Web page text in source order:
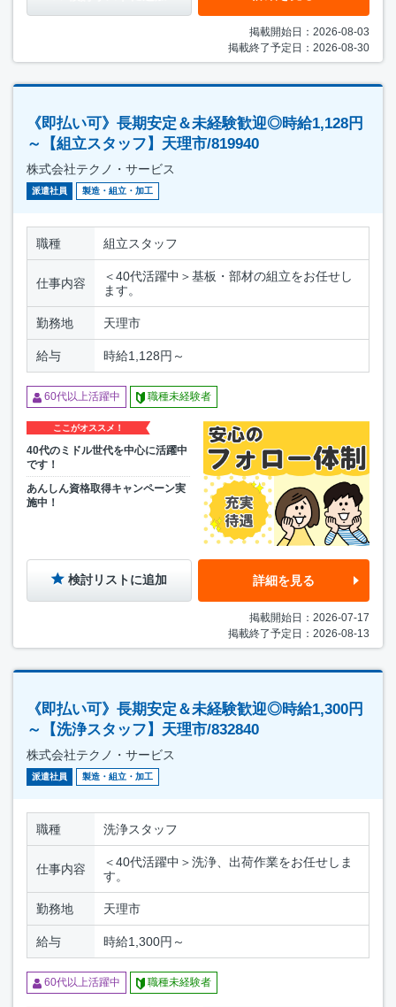
掲載開始日：2026-08-03
掲載終了予定日：2026-08-30
《即払い可》長期安定＆未経験歓迎◎時給1,128円
～【組立スタッフ】天理市/819940
株式会社テクノ・サービス
派遣社員 製造・組立・加工
職種 組立スタッフ
仕事内容
＜40代活躍中＞基板・部材の組立をお任せし
ます。
勤務地 天理市
給与 時給1,128円～
60代以上活躍中 職種未経験者
ここがオススメ！
40代のミドル世代を中心に活躍中
です！
あんしん資格取得キャンペーン実
施中！
検討リストに追加 詳細を見る
掲載開始日：2026-07-17
掲載終了予定日：2026-08-13
《即払い可》長期安定＆未経験歓迎◎時給1,300円
～【洗浄スタッフ】天理市/832840
株式会社テクノ・サービス
派遣社員 製造・組立・加工
職種 洗浄スタッフ
仕事内容
＜40代活躍中＞洗浄、出荷作業をお任せしま
す。
勤務地 天理市
給与 時給1,300円～
60代以上活躍中 職種未経験者